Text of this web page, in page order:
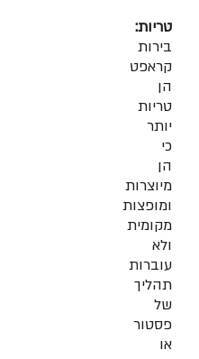
טריות:
בירות
קראפט
הן
טריות
יותר
כי
הן
מיוצרות
ומופצות
מקומית
ולא
עוברות
תהליך
של
פסטור
או